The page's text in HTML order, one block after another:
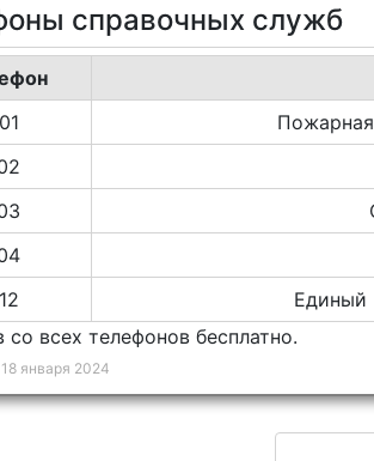
справочных служб
Единый
со всех телефонов бесплатно.
января 2024